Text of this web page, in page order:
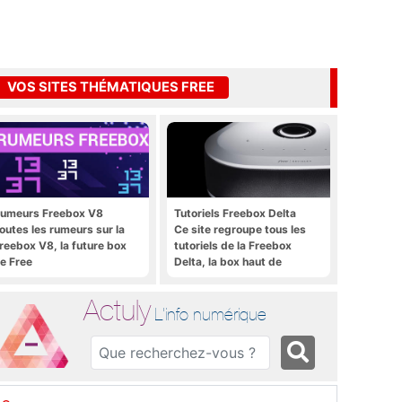
VOS SITES THÉMATIQUES FREE
Freebox V8
les rumeurs sur la
V8, la future box
Free
Tutoriels Freebox Delta
Ce site regroupe tous les
tutoriels de la Freebox
Delta, la box haut de
Actuly L'info numérique